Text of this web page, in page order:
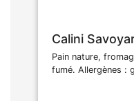
Calini
Pain nature,
fumé. Allergènes :